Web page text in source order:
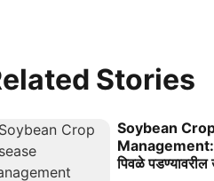
Stories
Soybean
Management:
पिवळे पडण्यावरील